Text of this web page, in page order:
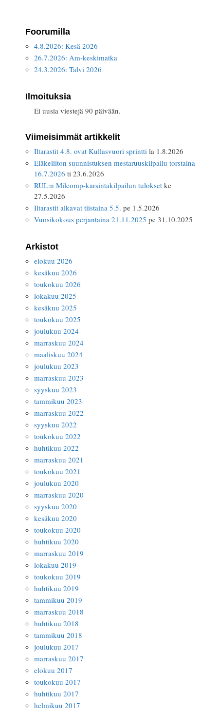
Foorumilla
4.8.2026: Kesä 2026
26.7.2026: Am-keskimatka
24.3.2026: Talvi 2026
Ilmoituksia
Ei uusia viestejä 90 päivään.
Viimeisimmät artikkelit
Iltarastit 4.8. ovat Kullasvuori sprintti la 1.8.2026
Eläkeliiton suunnistuksen mestaruuskilpailu torstaina
16.7.2026 ti 23.6.2026
RUL:n Milcomp-karsintakilpailun tulokset ke
27.5.2026
Iltarastit alkavat tiistaina 5.5. pe 1.5.2026
Vuosikokous perjantaina 21.11.2025 pe 31.10.2025
Arkistot
elokuu 2026
kesäkuu 2026
toukokuu 2026
lokakuu 2025
kesäkuu 2025
toukokuu 2025
joulukuu 2024
marraskuu 2024
maaliskuu 2024
joulukuu 2023
marraskuu 2023
syyskuu 2023
tammikuu 2023
marraskuu 2022
syyskuu 2022
toukokuu 2022
huhtikuu 2022
marraskuu 2021
toukokuu 2021
joulukuu 2020
marraskuu 2020
syyskuu 2020
kesäkuu 2020
toukokuu 2020
huhtikuu 2020
marraskuu 2019
lokakuu 2019
toukokuu 2019
huhtikuu 2019
tammikuu 2019
marraskuu 2018
huhtikuu 2018
tammikuu 2018
joulukuu 2017
marraskuu 2017
elokuu 2017
toukokuu 2017
huhtikuu 2017
helmikuu 2017